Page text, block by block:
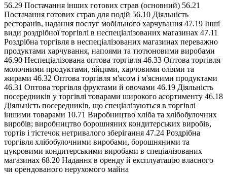
56.29 Постачання інших готових страв (основний) 56.21
Постачання готових страв для подій 56.10 Діяльність
ресторанів, надання послуг мобільного харчування 47.19 Інші
види роздрібної торгівлі в неспеціалізованих магазинах 47.11
Роздрібна торгівля в неспеціалізованих магазинах переважно
продуктами харчування, напоями та тютюновими виробами
46.90 Неспеціалізована оптова торгівля 46.33 Оптова торгівля
молочними продуктами, яйцями, харчовими оліями та
жирами 46.32 Оптова торгівля м'ясом і м'ясними продуктами
46.31 Оптова торгівля фруктами й овочами 46.19 Діяльність
посередників у торгівлі товарами широкого асортименту 46.18
Діяльність посередників, що спеціалізуються в торгівлі
іншими товарами 10.71 Виробництво хліба та хлібобулочних
виробів; виробництво борошняних кондитерських виробів,
тортів і тістечок нетривалого зберігання 47.24 Роздрібна
торгівля хлібобулочними виробами, борошняними та
цукровими кондитерськими виробами в спеціалізованих
магазинах 68.20 Надання в оренду й експлуатацію власного
чи орендованого нерухомого майна